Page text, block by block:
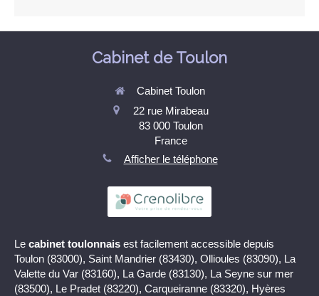
Cabinet de Toulon
Cabinet Toulon
22 rue Mirabeau
83 000 Toulon
France
Afficher le téléphone
Le cabinet toulonnais est facilement accessible depuis
Toulon (83000), Saint Mandrier (83430), Ollioules (83090), La
Valette du Var (83160), La Garde (83130), La Seyne sur mer
(83500), Le Pradet (83220), Carqueiranne (83320), Hyères